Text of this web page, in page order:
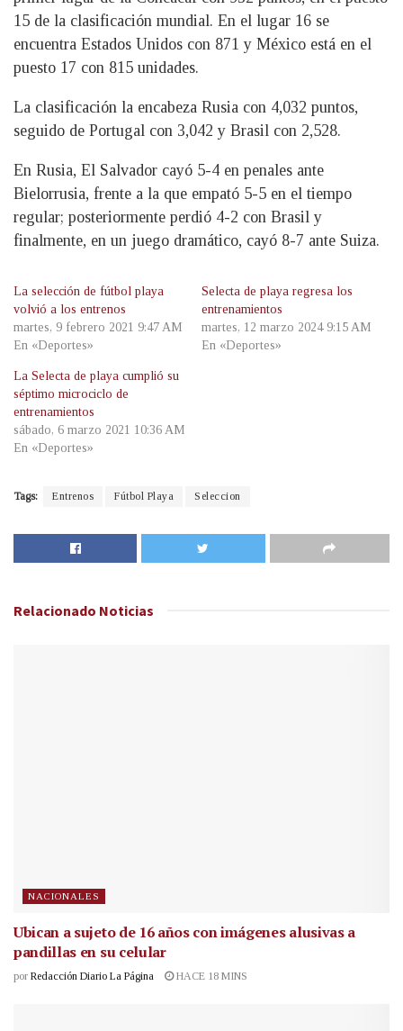
15 de la clasificación mundial. En el lugar 16 se
encuentra Estados Unidos con 871 y México está en el
puesto 17 con 815 unidades.
La clasificación la encabeza Rusia con 4,032 puntos,
seguido de Portugal con 3,042 y Brasil con 2,528.
En Rusia, El Salvador cayó 5-4 en penales ante
Bielorrusia, frente a la que empató 5-5 en el tiempo
regular; posteriormente perdió 4-2 con Brasil y
finalmente, en un juego dramático, cayó 8-7 ante Suiza.
La selección de fútbol playa
volvió a los entrenos
martes, 9 febrero 2021 9:47 AM
En «Deportes»
Selecta de playa regresa los
entrenamientos
martes, 12 marzo 2024 9:15 AM
En «Deportes»
La Selecta de playa cumplió su
séptimo microciclo de
entrenamientos
sábado, 6 marzo 2021 10:36 AM
En «Deportes»
Tags: Entrenos Fútbol Playa Seleccion
Relacionado Noticias
NACIONALES
Ubican a sujeto de 16 años con imágenes alusivas a
pandillas en su celular
por Redacción Diario La Página HACE 18 MINS